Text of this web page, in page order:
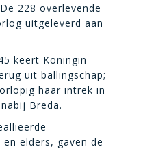
228 overlevende
uitgeleverd aan
keert Koningin
uit ballingschap;
haar intrek in
Breda.
elders, gaven de